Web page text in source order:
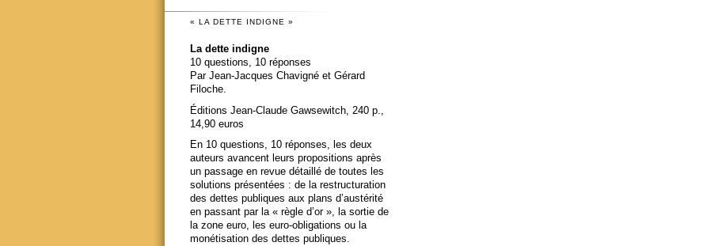
« LA DETTE INDIGNE »
La dette indigne
10 questions, 10 réponses
Par Jean-Jacques Chavigné et Gérard
Filoche.
Éditions Jean-Claude Gawsewitch, 240 p.,
14,90 euros
En 10 questions, 10 réponses, les deux
auteurs avancent leurs propositions après
un passage en revue détaillé de toutes les
solutions présentées : de la restructuration
des dettes publiques aux plans d’austérité
en passant par la « règle d’or », la sortie de
la zone euro, les euro-obligations ou la
monétisation des dettes publiques.